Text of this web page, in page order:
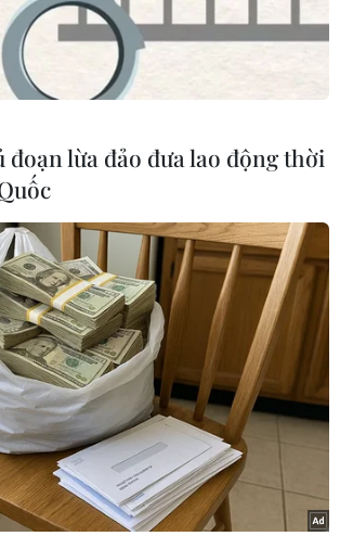
ngày 2/1/2024. (Ảnh: Kyodo/TTXVN)
đoạn lừa đảo đưa lao động thời